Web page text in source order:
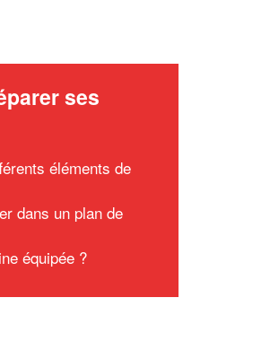
ses
éléments de
dans un plan de
équipée ?